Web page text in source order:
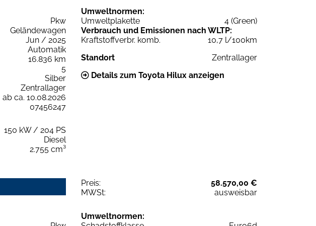
Pkw
Geländewagen
Jun / 2025
Automatik
16.836 km
5
Silber
Zentrallager
ab ca. 10.08.2026
07456247
150 kW / 204 PS
Diesel
2.755 cm³
Umweltnormen:
Umweltplakette
4 (Green)
Verbrauch und Emissionen nach WLTP:
Kraftstoffverbr. komb.
10,7 l/100km
Standort
Zentrallager
Details zum Toyota Hilux anzeigen
Preis:
58.570,00 €
MWSt:
ausweisbar
Umweltnormen: